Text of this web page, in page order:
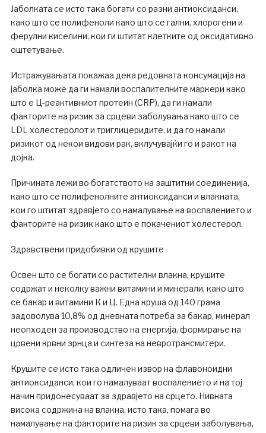
Јаболката се исто така богати со разни антиоксиданси,
како што се полифеноли како што се гални, хлорогени и
ферулни киселини, кои ги штитат клетките од оксидативно
оштетување.
Истражувањата покажаа дека редовната консумација на
јаболка може да ги намали воспалителните маркери како
што е Ц-реактивниот протеин (CRP), да ги намали
факторите на ризик за срцеви заболувања како што се
LDL холестеролот и триглицеридите, и да го намали
ризикот од некои видови рак, вклучувајќи го и ракот на
дојка.
Причината лежи во богатството на заштитни соединенија,
како што се полифенолните антиоксиданси и влакната,
кои го штитат здравјето со намалување на воспалението и
факторите на ризик како што е покачениот холестерол.
Здравствени придобивки од крушите
Освен што се богати со растителни влакна, крушите
содржат и неколку важни витамини и минерали, како што
се бакар и витамини К и Ц. Една круша од 140 грама
задоволува 10,8% од дневната потреба за бакар, минерал
неопходен за производство на енергија, формирање на
црвени крвни зрнца и синтеза на невротрансмитери.
Крушите се исто така одличен извор на флавоноидни
антиоксиданси, кои го намалуваат воспалението и на тој
начин придонесуваат за здравјето на срцето. Нивната
висока содржина на влакна, исто така, помага во
намалување на факторите на ризик за срцеви заболувања,